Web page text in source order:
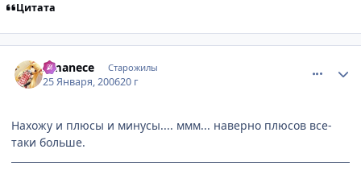
Цитата
Amanece Старожилы
25 Января, 200620 г
Нахожу и плюсы и минусы.... ммм... наверно плюсов все-
таки больше.